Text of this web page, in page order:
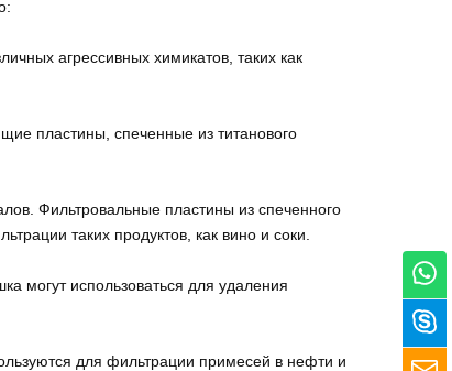
агрессивных химикатов, таких как
пластины, спеченные из титанового
Фильтровальные пластины из спеченного
таких продуктов, как вино и соки.
могут использоваться для удаления
для фильтрации примесей в нефти и